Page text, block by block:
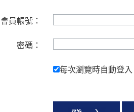
會員帳號：
密碼：
每次瀏覽時自動登入